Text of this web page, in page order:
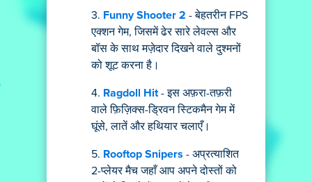
Funny Shooter 2 - बेहतरीन FPS
एक्शन गेम, जिसमें ढेर सारे लेवल्स और
बॉस के साथ मज़ेदार दिखने वाले दुश्मनों
को शूट करना है।
Ragdoll Hit - इस अफ़रा-तफ़री
वाले फ़िज़िक्स-ड्रिवन स्टिकमैन गेम में
घूंसे, लातें और हथियार चलाएँ।
Rooftop Snipers - अप्रत्याशित
2-प्लेयर मैच जहाँ आप अपने दोस्तों को